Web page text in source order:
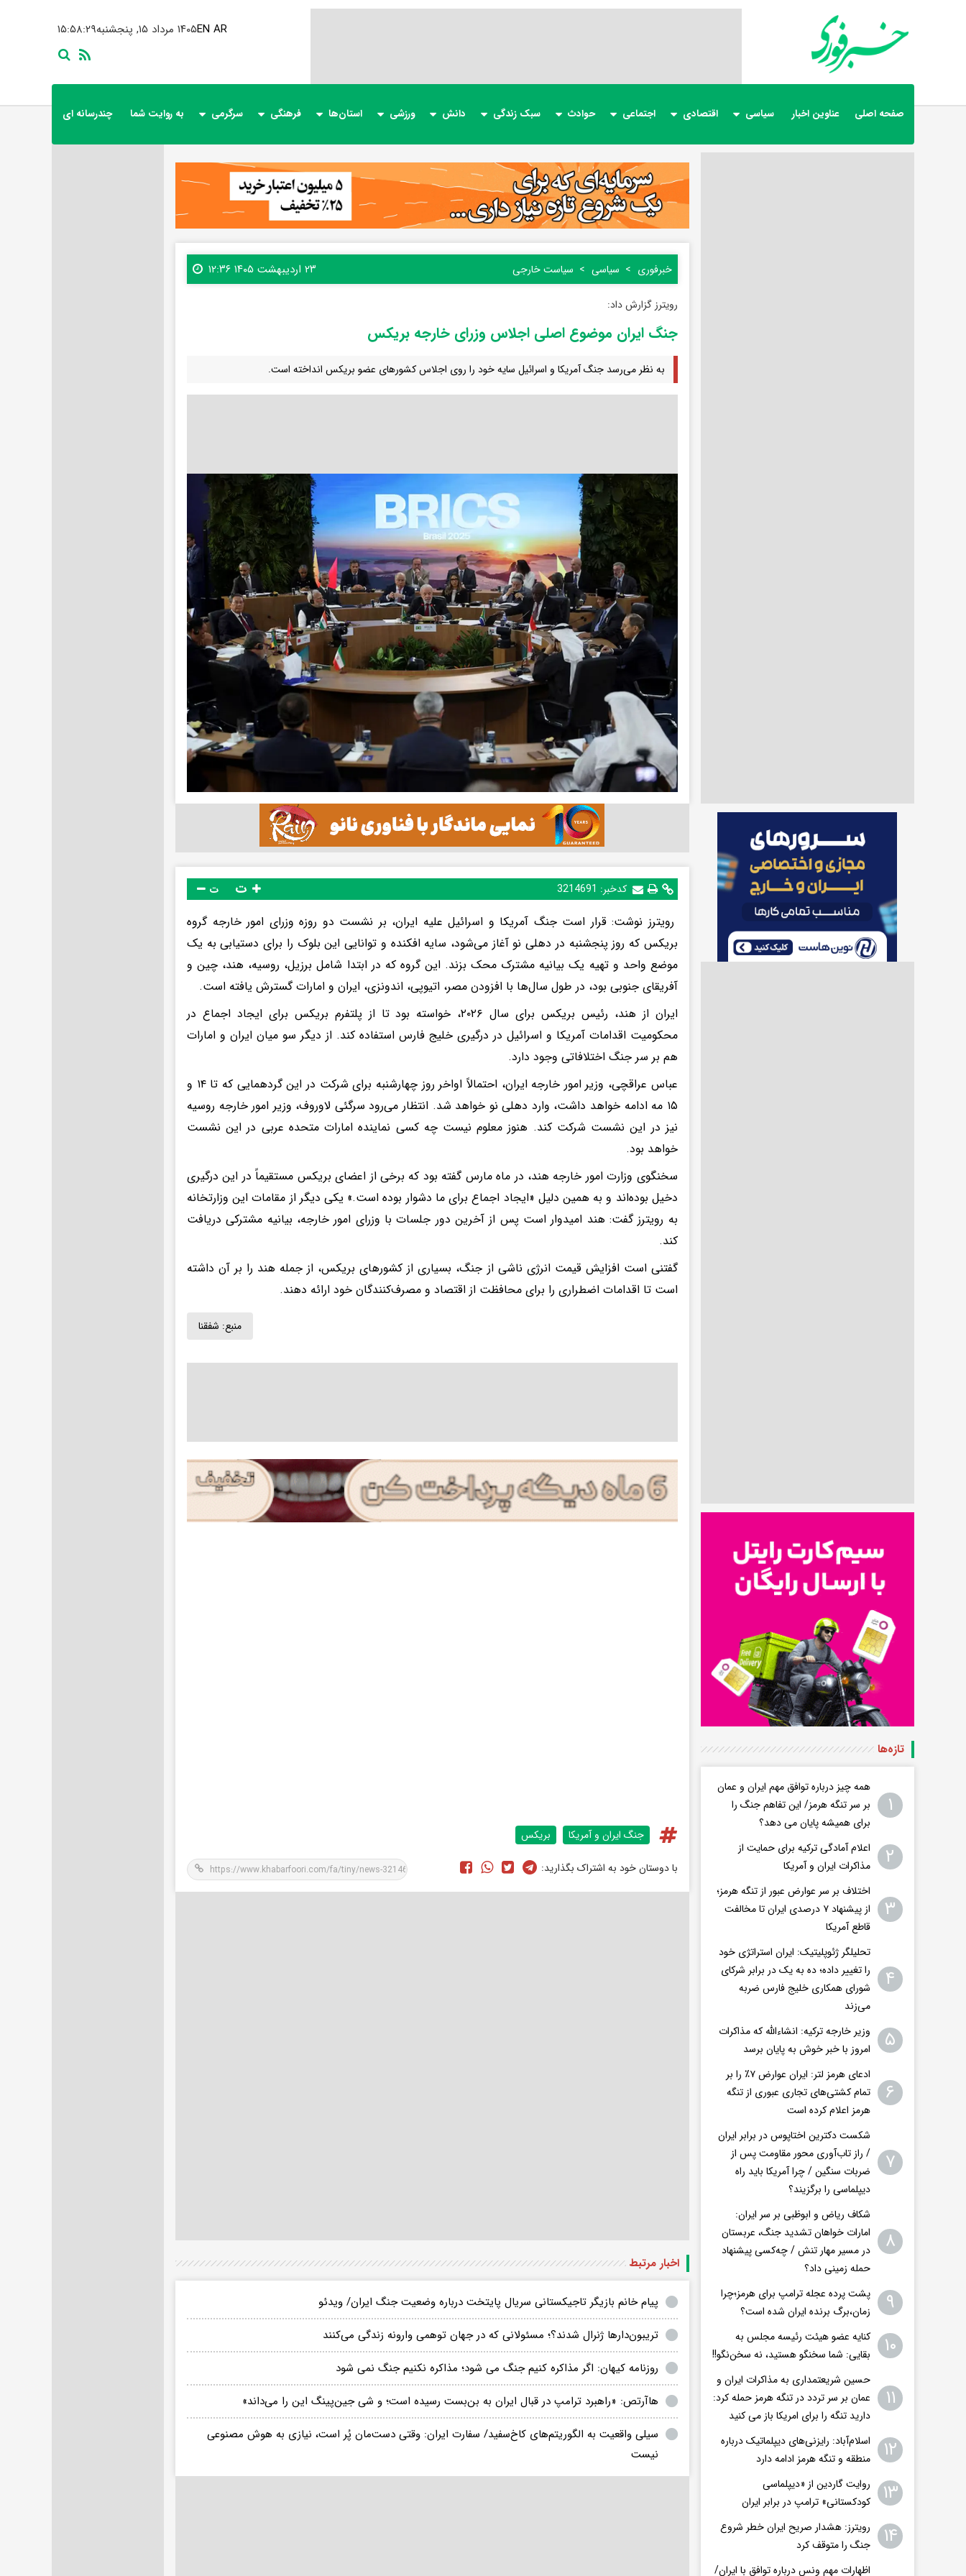
۱۵:۵۸:۳۰ ۱۴۰۵ مرداد ۱۵, پنجشنبهEN AR
صفحه اصلی عناوین اخبار سیاسی اقتصادی اجتماعی حوادث سبک زندگی دانش ورزشی استان‌ها فرهنگی سرگرمی به روایت شما چندرسانه ای
خبرفوری سیاسی سیاست خارجی ۲۳ اردیبهشت ۱۴۰۵ ۱۲:۳۶
رویترز گزارش داد:
جنگ ایران موضوع اصلی اجلاس وزرای خارجه بریکس
به نظر می‌رسد جنگ آمریکا و اسرائیل سایه خود را روی اجلاس کشورهای عضو بریکس انداخته است.
کدخبر: 3214691 ت
رویترز نوشت: قرار است جنگ آمریکا و اسرائیل علیه ایران، بر نشست دو روزه وزرای امور خارجه گروه
بریکس که روز پنجشنبه در دهلی نو آغاز می‌شود، سایه افکنده و توانایی این بلوک را برای دستیابی به یک
موضع واحد و تهیه یک بیانیه مشترک محک بزند. این گروه که در ابتدا شامل برزیل، روسیه، هند، چین و
آفریقای جنوبی بود، در طول سال‌ها با افزودن مصر، اتیوپی، اندونزی، ایران و امارات گسترش یافته است.
ایران از هند، رئیس بریکس برای سال ۲۰۲۶، خواسته بود تا از پلتفرم بریکس برای ایجاد اجماع در
محکومیت اقدامات آمریکا و اسرائیل در درگیری خلیج فارس استفاده کند. از دیگر سو میان ایران و امارات
هم بر سر جنگ اختلافاتی وجود دارد.
عباس عراقچی، وزیر امور خارجه ایران، احتمالاً اواخر روز چهارشنبه برای شرکت در این گردهمایی که تا ۱۴ و
۱۵ مه ادامه خواهد داشت، وارد دهلی نو خواهد شد. انتظار می‌رود سرگئی لاوروف، وزیر امور خارجه روسیه
نیز در این نشست شرکت کند. هنوز معلوم نیست چه کسی نماینده امارات متحده عربی در این نشست
خواهد بود.
سخنگوی وزارت امور خارجه هند، در ماه مارس گفته بود که برخی از اعضای بریکس مستقیماً در این درگیری
دخیل بوده‌اند و به همین دلیل «ایجاد اجماع برای ما دشوار بوده است.» یکی دیگر از مقامات این وزارتخانه
به رویترز گفت: هند امیدوار است پس از آخرین دور جلسات با وزرای امور خارجه، بیانیه مشترکی دریافت
کند.
گفتنی است افزایش قیمت انرژی ناشی از جنگ، بسیاری از کشورهای بریکس، از جمله هند را بر آن داشته
است تا اقدامات اضطراری را برای محافظت از اقتصاد و مصرف‌کنندگان خود ارائه دهند.
منبع: شفقنا
جنگ ایران و آمریکا بریکس
با دوستان خود به اشتراک بگذارید:
اخبار مرتبط
پیام خانم بازیگر تاجیکستانی سریال پایتخت درباره وضعیت جنگ ایران/ ویدئو
تریبون‌دارها ژنرال شدند؟؛ مسئولانی که در جهان توهمی وارونه‌ زندگی می‌کنند
روزنامه کیهان: اگر مذاکره کنیم جنگ می شود؛ مذاکره نکنیم جنگ نمی شود
هاآرتص: «راهبرد ترامپ در قبال ایران به بن‌بست رسیده است؛ و شی جین‌پینگ این را می‌داند»
سیلی واقعیت به الگوریتم‌های کاخ‌سفید/ سفارت ایران: وقتی دست‌مان پُر است، نیازی به هوش مصنوعی
نیست
تازه‌ها
۱
همه چیز درباره توافق مهم ایران و عمان
بر سر تنگه هرمز/ این تفاهم جنگ را
برای همیشه پایان می دهد؟
۲
اعلام آمادگی ترکیه برای حمایت از
مذاکرات ایران و آمریکا
۳
اختلاف بر سر عوارض عبور از تنگه هرمز؛
از پیشنهاد ۷ درصدی ایران تا مخالفت
قاطع آمریکا
۴
تحلیلگر ژئوپلیتیک: ایران استراتژی خود
را تغییر داده؛ ده به یک در برابر شرکای
شورای همکاری خلیج فارس ضربه
می‌زند
۵
وزیر خارجه ترکیه: انشاءالله که مذاکرات
امروز با خبر خوش به پایان برسد
۶
ادعای هرمز لتر: ایران عوارض ۷٪ را بر
تمام کشتی‌های تجاری عبوری از تنگه
هرمز اعلام کرده است
۷
شکست دکترین اختاپوس در برابر ایران
/ راز تاب‌آوری محور مقاومت پس از
ضربات سنگین / چرا آمریکا باید راه
دیپلماسی را برگزیند؟
۸
شکاف ریاض و ابوظبی بر سر ایران:
امارات خواهان تشدید جنگ، عربستان
در مسیر مهار تنش / چه‌کسی پیشنهاد
حمله زمینی داد؟
۹
پشت پرده عجله ترامپ برای هرمز؛چرا
زمان،برگ برنده ایران شده است؟
۱۰
کنایه عضو هیئت رئیسه مجلس به
بقایی: شما سخنگو هستید، نه سخن‌نگو!!
۱۱
حسین شریعتمداری به مذاکرات ایران و
عمان بر سر تردد در تنگه هرمز حمله کرد:
دارید تنگه را برای امریکا باز می کنید
۱۲
اسلام‌آباد: رایزنی‌های دیپلماتیک درباره
منطقه و تنگه هرمز ادامه دارد
۱۳
روایت گاردین از «دیپلماسی
کودکستانی» ترامپ در برابر ایران
۱۴
رویترز: هشدار صریح ایران خطر شروع
جنگ را متوقف کرد
اظهارات مهم ونس درباره توافق با ایران/